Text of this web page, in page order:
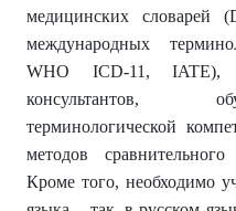
медицинских словарей
международных
WHO ICD-11, IATE),
консультантов,
терминологической
методов
Кроме того, необходимо